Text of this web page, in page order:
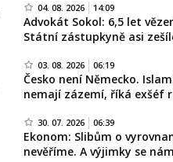
04. 08. 2026 14:09
Advokát Sokol: 6,5 let
Státní zástupkyně asi
03. 08. 2026 06:19
Česko není Německo.
nemají zázemí, říká exšéf
30. 07. 2026 06:39
Ekonom: Slibům o
nevěříme. A výjimky se